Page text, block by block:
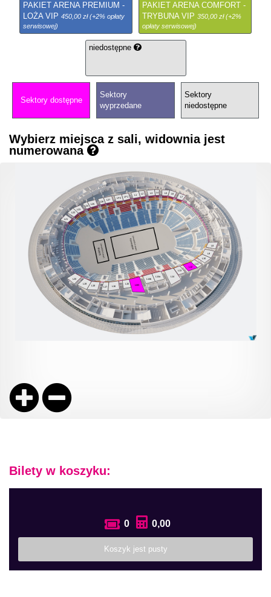
PAKIET ARENA PREMIUM -
LOŻA VIP 450,00 zł (+2% opłaty
serwisowej)
PAKIET ARENA COMFORT -
TRYBUNA VIP 350,00 zł (+2%
opłaty serwisowej)
niedostępne
Sektory dostępne
Sektory
wyprzedane
Sektory
niedostępne
Wybierz miejsca z sali, widownia jest
numerowana
Bilety w koszyku:
0 0,00
Koszyk jest pusty